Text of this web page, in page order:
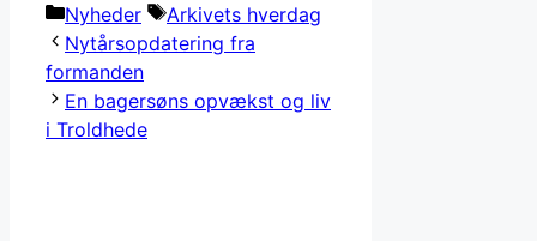
Kategorier
Nyheder Tags
Arkivets hverdag
Nytårsopdatering fra
formanden
En bagersøns opvækst og liv
i Troldhede